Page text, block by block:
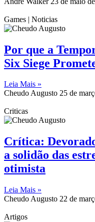
Games | Noticias
Por que a
Six Siege
Leia Mais »
Cheudo Augusto 25 de
Criticas
Crítica:
a solidão das
otimista
Leia Mais »
Cheudo Augusto 22 de
Artigos